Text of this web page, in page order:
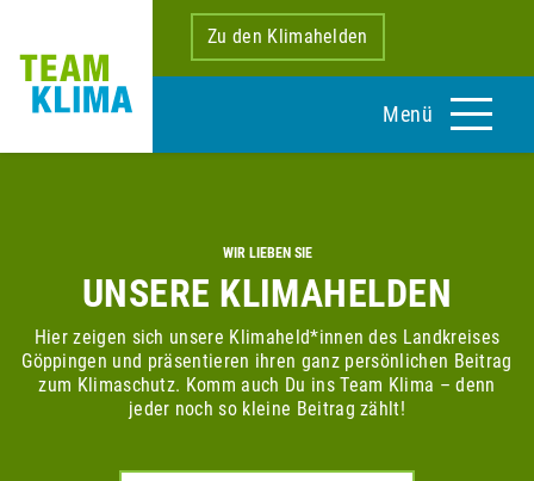
Zu den Klimahelden
Menü
WIR LIEBEN SIE
UNSERE KLIMAHELDEN
Hier zeigen sich unsere Klimaheld*innen des Landkreises
Göppingen und präsentieren ihren ganz persönlichen Beitrag
zum Klimaschutz. Komm auch Du ins Team Klima – denn
jeder noch so kleine Beitrag zählt!